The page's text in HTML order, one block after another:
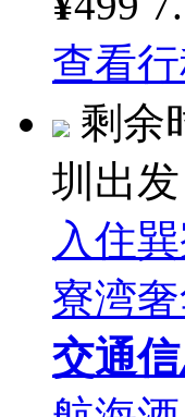
查看
剩余
圳出发
入住
寮湾
交通